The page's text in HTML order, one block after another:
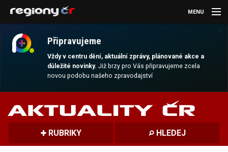
Připravujeme
Vždy v centru dění, aktuální zprávy, plánované akce a
důležité novinky.Již brzy pro Vás připravujeme zcela
novou podobu našeho zpravodajství
MENU
AKTUALITY
MAGAZÍN
DALŠÍ
RUBRIKY HLEDEJ